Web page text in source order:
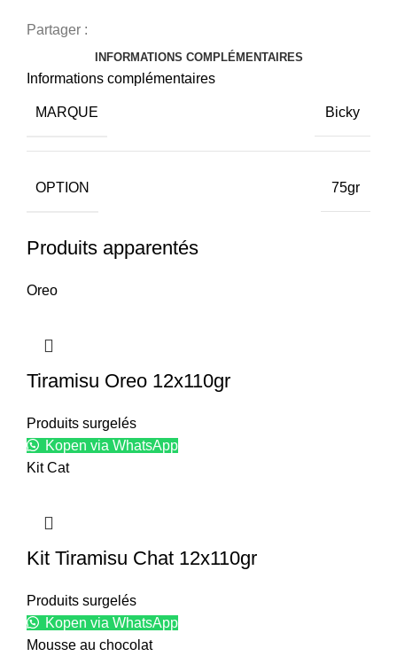
Partager :
INFORMATIONS COMPLÉMENTAIRES
Informations complémentaires
MARQUE Bicky
OPTION 75gr
Produits apparentés
Oreo
Tiramisu Oreo 12x110gr
Produits surgelés
Kopen via WhatsApp
Kit Cat
Kit Tiramisu Chat 12x110gr
Produits surgelés
Kopen via WhatsApp
Mousse au chocolat